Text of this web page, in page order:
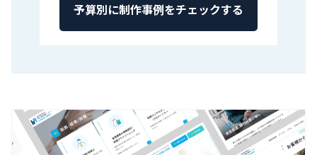
予算別に制作事例をチェックする